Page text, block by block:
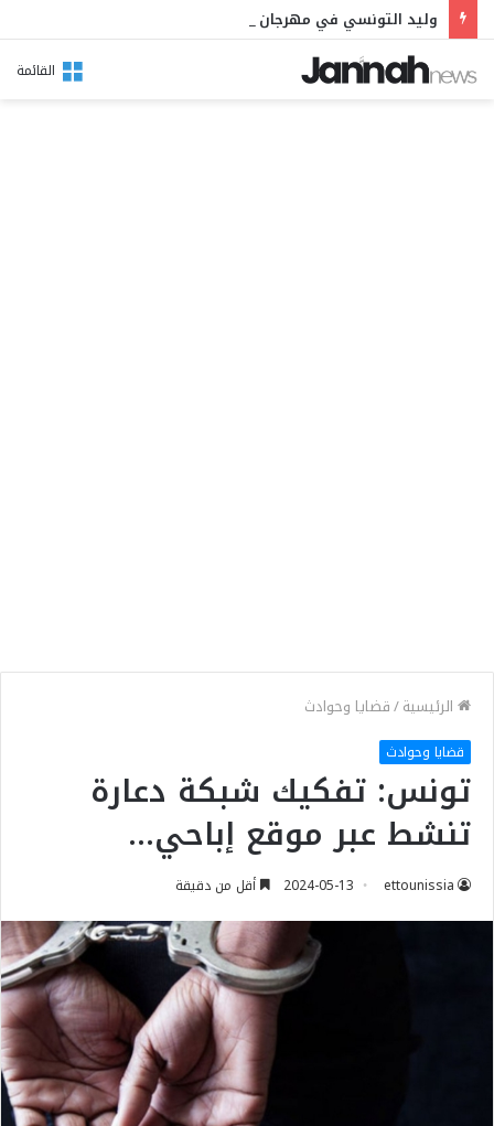
القائمة
الرئيسية/قضايا وحوادث
قضايا وحوادث
تونس: تفكيك شبكة دعارة
تنشط عبر موقع إباحي…
ettounissia
2024-05-13 أقل من دقيقة